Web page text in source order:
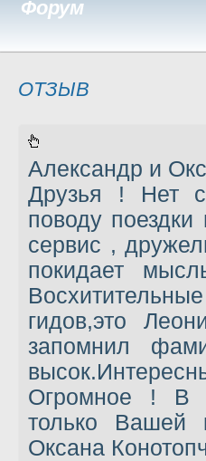
Форум
ОТЗЫВ
Александр и
Друзья ! Нет
поводу
сервис ,
покидает
гидов,это
запомнил
Огромное ! В
только Вашей
Оксана